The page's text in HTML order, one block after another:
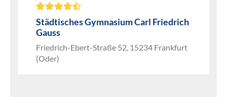
Städtisches Gymnasium Carl Friedrich
Gauss
Friedrich-Ebert-Straße 52, 15234 Frankfurt
(Oder)